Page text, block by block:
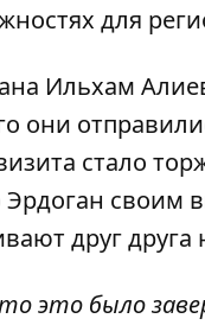
для
Ильхам
они
стало
своим
друг
это было